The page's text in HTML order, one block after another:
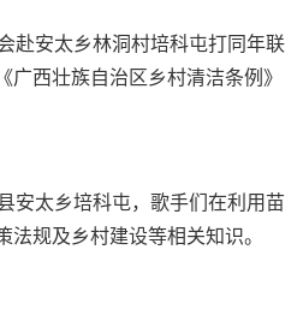
赴安太乡林洞村培科屯打同年联
广西壮族自治区乡村清洁条例》
安太乡培科屯，歌手们在利用苗
规及乡村建设等相关知识。